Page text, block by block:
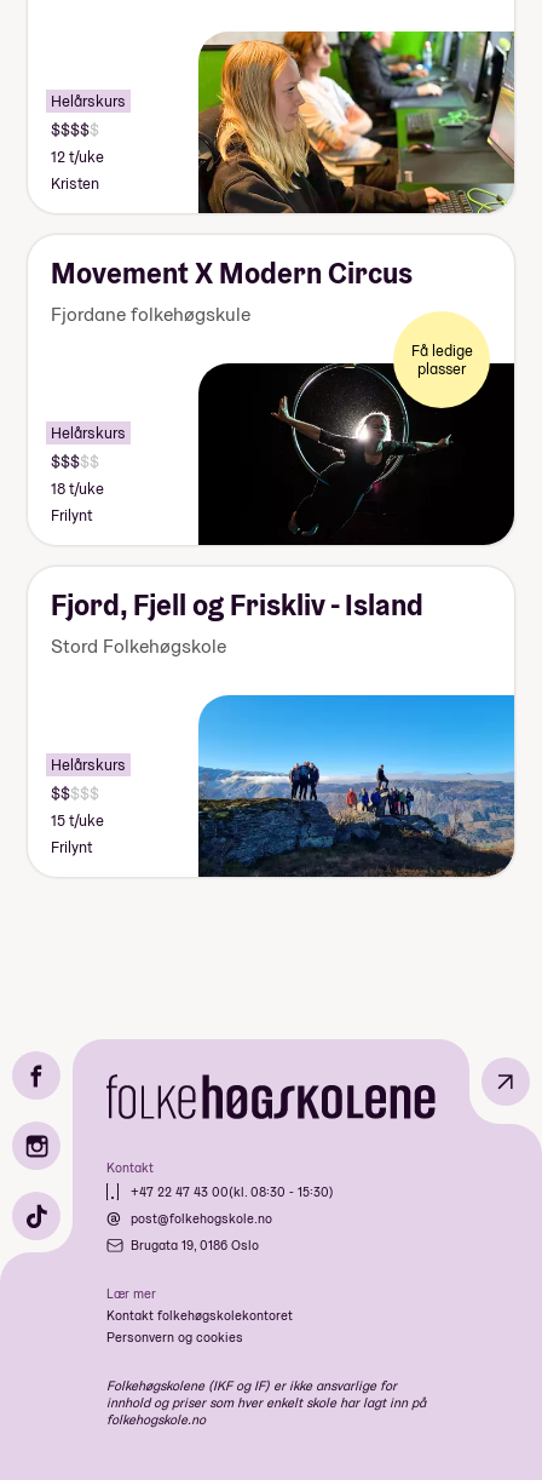
Helårskurs
12 t/uke
Kristen
Movement X Modern Circus
Fjordane folkehøgskule
Få ledige
plasser
Helårskurs
18 t/uke
Frilynt
Fjord, Fjell og Friskliv - Island
Stord Folkehøgskole
Helårskurs
15 t/uke
Frilynt
Kontakt
+47 22 47 43 00(kl. 08:30 - 15:30)
post@folkehogskole.no
Brugata 19, 0186 Oslo
Lær mer
Kontakt folkehøgskolekontoret
Personvern og cookies
Folkehøgskolene (IKF og IF) er ikke ansvarlige for
innhold og priser som hver enkelt skole har lagt inn på
folkehogskole.no
↗